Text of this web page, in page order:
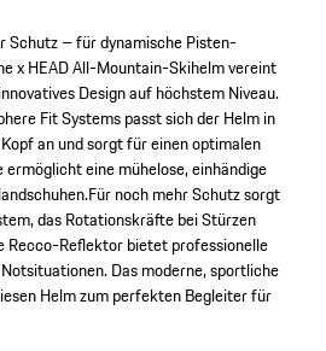
Schutz – für dynamische Pisten-
x HEAD All-Mountain-Skihelm vereint
Design auf höchstem Niveau.
Fit Systems passt sich der Helm in
an und sorgt für einen optimalen
eine mühelose, einhändige
noch mehr Schutz sorgt
das Rotationskräfte bei Stürzen
Recco-Reflektor bietet professionelle
Das moderne, sportliche
Helm zum perfekten Begleiter für